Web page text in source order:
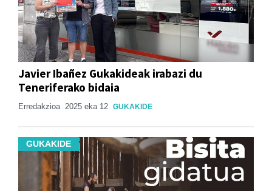
Javier Ibañez Gukakideak irabazi du
Teneriferako bidaia
Erredakzioa 2025 eka 12 GUKAKIDE
GUKAKIDE